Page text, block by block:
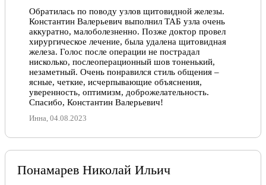
помощь, за отзывчивость, за качественное лечение,
за врачебную этику и за профессионализм в своем
деле. Спасибо Вам за Вашу бесконечную доброту и
теплое отношение. Желаю Вам всего самого
наилучшего и только благодарных пациентов
Олеся, 26.11.2022
Отлично!
Непомнящая Ольга Владимировна, внимательный,
доброжелательный доктор. Внимательно, по —
именно к Ольге Викторовна. С уважением,
Константин Васильевич Т.
Константин Т., 03.05.2022
Обратилась по поводу узлов щитовидной железы.
Константин Валерьевич выполнил ТАБ узла очень
аккуратно, малоболезненно. Позже доктор провел
хирургическое лечение, была удалена щитовидная
железа. Голос после операции не пострадал
нисколько, послеоперационный шов тоненький,
незаметный. Очень понравился стиль общения –
ясные, четкие, исчерпывающие объяснения,
уверенность, оптимизм, доброжелательность.
Спасибо, Константин Валерьевич!
Инна, 04.08.2023
Понамарев Николай Ильич